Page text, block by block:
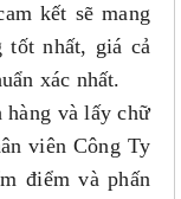
kết sẽ mang
tốt nhất, giá cả
xác nhất.
và lấy chữ
viên Công Ty
điểm và phấn